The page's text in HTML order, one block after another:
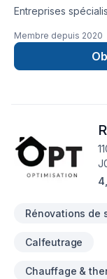
Entreprises
Membre depuis 2020
Rénovations de
Calfeutrage
Chauffage &